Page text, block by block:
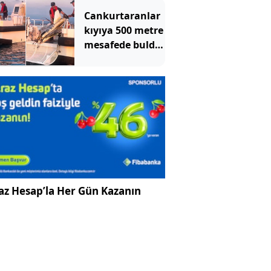
dayanacak
Cankurtaranlar
kıyıya 500 metre
mesafede buldu!
ekipler geldi
Hesap’la Her Gün Kazanın